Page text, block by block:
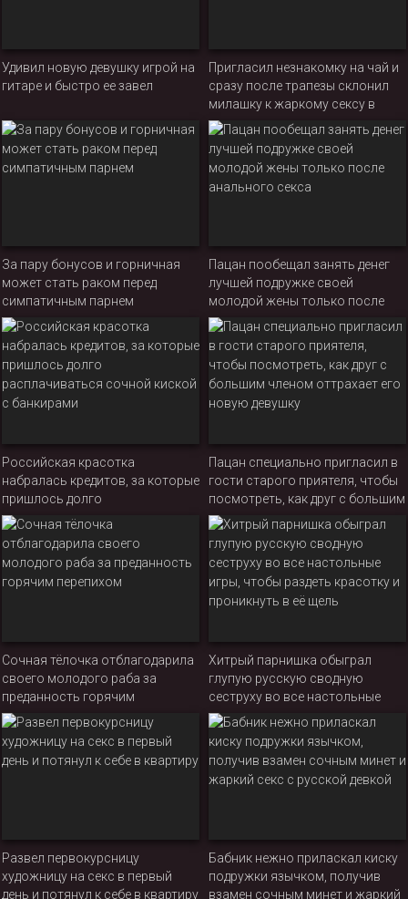
Удивил новую девушку игрой на
гитаре и быстро ее завел
Пригласил незнакомку на чай и
сразу после трапезы склонил
милашку к жаркому сексу в
спальне
За пару бонусов и горничная
может стать раком перед
симпатичным парнем
Пацан пообещал занять денег
лучшей подружке своей
молодой жены только после
анального секса
Российская красотка
набралась кредитов, за которые
пришлось долго
расплачиваться сочной киской
с банкирами
Пацан специально пригласил в
гости старого приятеля, чтобы
посмотреть, как друг с большим
членом оттрахает его новую
девушку
Сочная тёлочка отблагодарила
своего молодого раба за
преданность горячим
перепихом
Хитрый парнишка обыграл
глупую русскую сводную
сеструху во все настольные
игры, чтобы раздеть красотку и
проникнуть в её щель
Развел первокурсницу
художницу на секс в первый
день и потянул к себе в квартиру
Бабник нежно приласкал киску
подружки язычком, получив
взамен сочным минет и жаркий